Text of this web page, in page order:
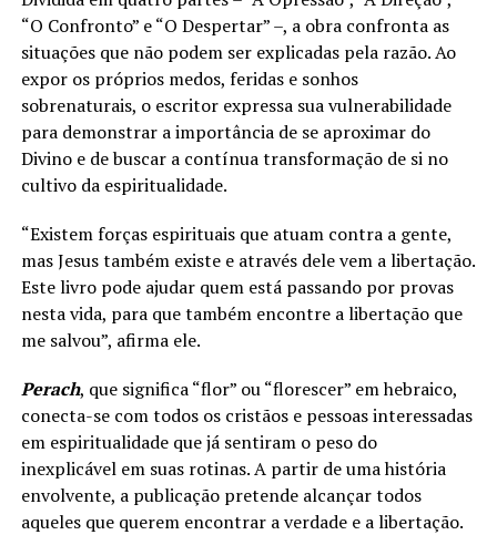
“O Confronto” e “O Despertar” –, a obra confronta as
situações que não podem ser explicadas pela razão. Ao
expor os próprios medos, feridas e sonhos
sobrenaturais, o escritor expressa sua vulnerabilidade
para demonstrar a importância de se aproximar do
Divino e de buscar a contínua transformação de si no
cultivo da espiritualidade.
“Existem forças espirituais que atuam contra a gente,
mas Jesus também existe e através dele vem a libertação.
Este livro pode ajudar quem está passando por provas
nesta vida, para que também encontre a libertação que
me salvou”, afirma ele.
Perach, que significa “flor” ou “florescer” em hebraico,
conecta-se com todos os cristãos e pessoas interessadas
em espiritualidade que já sentiram o peso do
inexplicável em suas rotinas. A partir de uma história
envolvente, a publicação pretende alcançar todos
aqueles que querem encontrar a verdade e a libertação.